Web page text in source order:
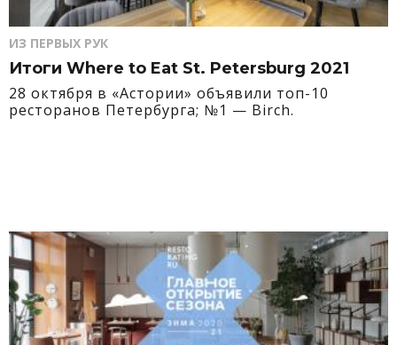
ИЗ ПЕРВЫХ РУК
Итоги Where to Eat St. Petersburg 2021
28 октября в «Астории» объявили топ-10
ресторанов Петербурга; №1 — Birch.